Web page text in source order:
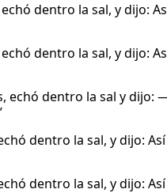
dentro la sal, y dijo:
dentro la sal, y dijo:
dentro la sal y dijo:
dentro la sal, y dijo:
dentro la sal, y dijo: